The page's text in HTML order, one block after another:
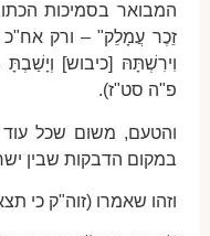
המבואר בסמיכות
זֵכֶר עֲמָלֵק" – ורק אח"כ
וִירִשְׁתָּהּ [כיבוש]
פ"ה סט"ז).
והטעם, משום שכל
במקום הדבקות שבין
וזהו שאמרו (זוה"ק כי